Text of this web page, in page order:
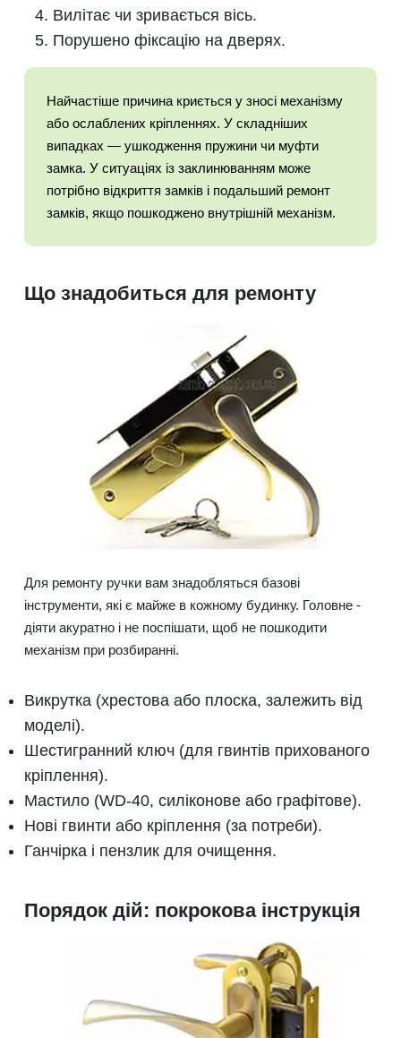
Вилітає чи зривається вісь.
Порушено фіксацію на дверях.
Найчастіше причина криється у зносі механізму
або ослаблених кріпленнях. У складніших
випадках — ушкодження пружини чи муфти
замка. У ситуаціях із заклинюванням може
потрібно відкриття замків і подальший ремонт
замків, якщо пошкоджено внутрішній механізм.
Що знадобиться для ремонту
Для ремонту ручки вам знадобляться базові
інструменти, які є майже в кожному будинку. Головне -
діяти акуратно і не поспішати, щоб не пошкодити
механізм при розбиранні.
Викрутка (хрестова або плоска, залежить від
моделі).
Шестигранний ключ (для гвинтів прихованого
кріплення).
Мастило (WD-40, силіконове або графітове).
Нові гвинти або кріплення (за потреби).
Ганчірка і пензлик для очищення.
Порядок дій: покрокова інструкція